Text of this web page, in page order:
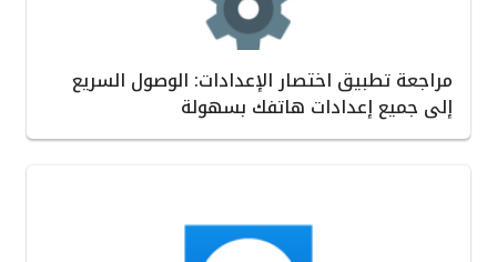
مراجعة تطبيق اختصار الإعدادات: الوصول السريع
إلى جميع إعدادات هاتفك بسهولة